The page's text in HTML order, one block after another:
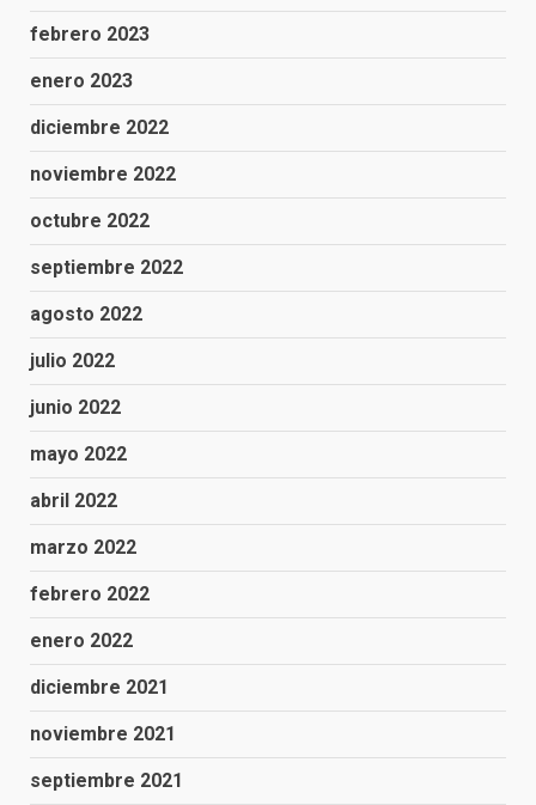
febrero 2023
enero 2023
diciembre 2022
noviembre 2022
octubre 2022
septiembre 2022
agosto 2022
julio 2022
junio 2022
mayo 2022
abril 2022
marzo 2022
febrero 2022
enero 2022
diciembre 2021
noviembre 2021
septiembre 2021